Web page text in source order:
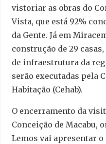
vistoriar as obras do
Vista, que está 92%
da Gente. Já em
construção de 29
de infraestrutura da
serão executadas pela
Habitação (Cehab).
O encerramento da
Conceição de Macabu,
Lemos vai apresentar